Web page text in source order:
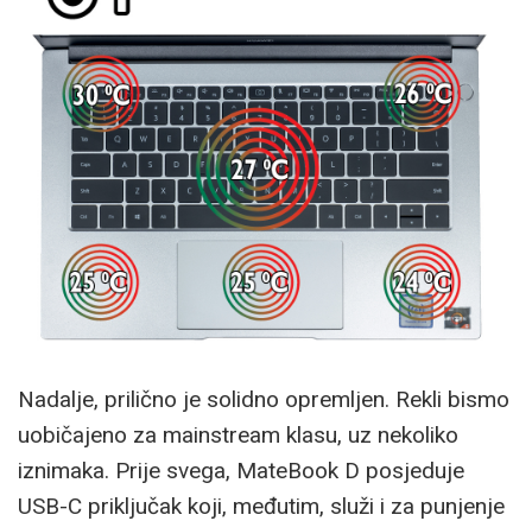
Nadalje, prilično je solidno opremljen. Rekli bismo
uobičajeno za mainstream klasu, uz nekoliko
iznimaka. Prije svega, MateBook D posjeduje
USB-C priključak koji, međutim, služi i za punjenje